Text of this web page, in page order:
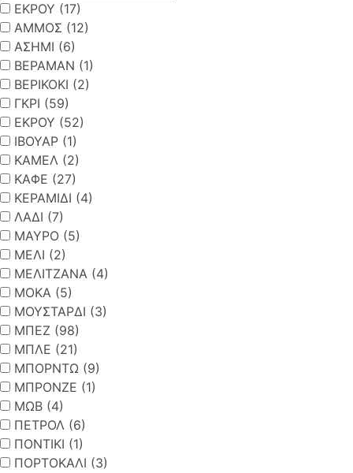
ΕΚΡΟΥ (17)
ΑΜΜΟΣ (12)
ΑΣΗΜΙ (6)
ΒΕΡΑΜΑΝ (1)
ΒΕΡΙΚΟΚΙ (2)
ΓΚΡΙ (59)
ΕΚΡΟΥ (52)
ΙΒΟΥΑΡ (1)
ΚΑΜΕΛ (2)
ΚΑΦΕ (27)
ΚΕΡΑΜΙΔΙ (4)
ΛΑΔΙ (7)
ΜΑΥΡΟ (5)
ΜΕΛΙ (2)
ΜΕΛΙΤΖΑΝΑ (4)
ΜΟΚΑ (5)
ΜΟΥΣΤΑΡΔΙ (3)
ΜΠΕΖ (98)
ΜΠΛΕ (21)
ΜΠΟΡΝΤΩ (9)
ΜΠΡΟΝΖΕ (1)
ΜΩΒ (4)
ΠΕΤΡΟΛ (6)
ΠΟΝΤΙΚΙ (1)
ΠΟΡΤΟΚΑΛΙ (3)